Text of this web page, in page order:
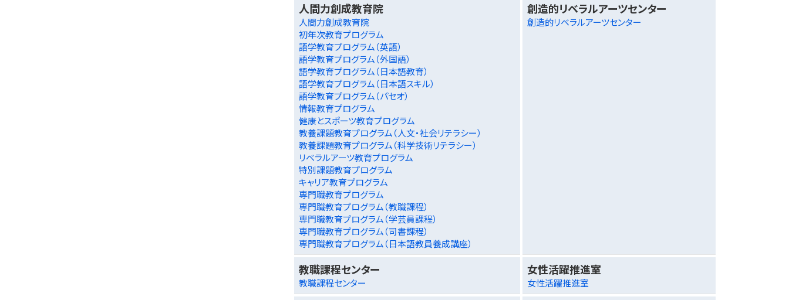
人間力創成教育院
人間力創成教育院
初年次教育プログラム
語学教育プログラム（英語）
語学教育プログラム（外国語）
語学教育プログラム（日本語教育）
語学教育プログラム（日本語スキル）
語学教育プログラム（パセオ）
情報教育プログラム
健康とスポーツ教育プログラム
教養課題教育プログラム（人文・社会リテラシー）
教養課題教育プログラム（科学技術リテラシー）
リベラルアーツ教育プログラム
特別課題教育プログラム
キャリア教育プログラム
専門職教育プログラム
専門職教育プログラム（教職課程）
専門職教育プログラム（学芸員課程）
専門職教育プログラム（司書課程）
専門職教育プログラム（日本語教員養成講座）
創造的リベラルアーツセンター
創造的リベラルアーツセンター
教職課程センター
教職課程センター
女性活躍推進室
女性活躍推進室